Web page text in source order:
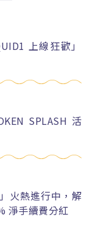
上線狂歡」
SPLASH 活
火熱進行中，解
淨手續費分紅